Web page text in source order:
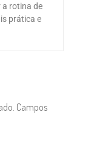
a rotina de
prática e
Campos